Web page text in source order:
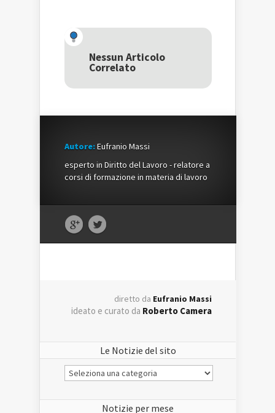
una
nuova
finestra)
nuova
finestra)
una
nuova
Nessun Articolo
Correlato
Autore:Eufranio Massi
esperto in Diritto del Lavoro - relatore a
corsi di formazione in materia di lavoro
diretto da Eufranio Massi
ideato e curato da Roberto Camera
Le Notizie del sito
Le
Notizie
Notizie per mese